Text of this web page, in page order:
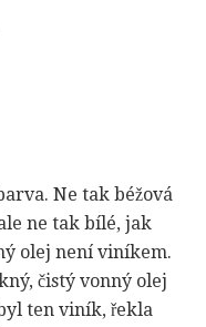
Ne tak béžová
ne tak bílé, jak
olej není viníkem.
čistý vonný olej
ten viník, řekla